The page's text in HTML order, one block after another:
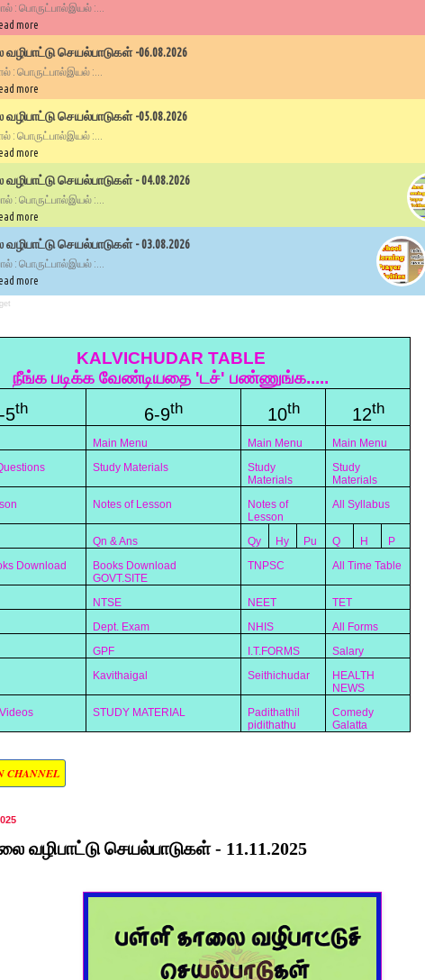
: பொருட்பால்இயல் :...
more
செயல்பாடுகள் -06.08.2026
: பொருட்பால்இயல் :...
more
செயல்பாடுகள் -05.08.2026
: பொருட்பால்இயல் :...
more
செயல்பாடுகள் - 04.08.2026
: பொருட்பால்இயல் :...
more
செயல்பாடுகள் - 03.08.2026
: பொருட்பால்இயல் :...
more
KALVICHUDAR TABLE
நீங்க படிக்க வேண்டியதை 'டச்' பண்ணுங்க.....
5th 6-9th 10th 12th
Main Menu Main Menu
Main Menu
Study Materials
Study
Materials
Study
Materials
Notes of Lesson
Notes of
Lesson
All Syllabus
Qn & Ans Qy Hy Pu Q H
P
Download
Books Download
GOVT.SITE
TNPSC All Time Table
NTSE NEET
TET
Dept. Exam NHIS
All Forms
GPF I.T.FORMS
Salary
Kavithaigal Seithichudar
HEALTH
NEWS
STUDY MATERIAL
Padithathil
pidithathu
Comedy
Galatta
CHANNEL
வழிபாட்டு செயல்பாடுகள் - 11.11.2025